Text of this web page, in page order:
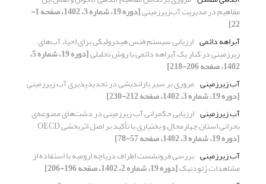
مفاهیم در مدیریت آب‌زیرزمینی [دوره 19، شماره 3، 1402، صفحه 1-
22]
آبراهه دائمی ارزیابی سیستم فنس هیدرولیکی برای احیاء آب‌های
زیرزمینی در کنار یک آبراهه دائمی با روش تحلیلی [دوره 19، شماره 5،
1402، صفحه 206-218]
آب‌ زیرزمینی مروری بر سیر بازاندیشی در تجدیدپذیری آب‌ زیرزمینی
[دوره 19، شماره 3، 1402، صفحه 212-230]
آب زیرزمینی ارزیابی حکمرانی آب زیرزمینی در دشت‌‌های ممنوعه‌ی
بحرانیِ استان چهارمحال و بختیاری با تأکید بر اصل اثربخشی OECD
[دوره 19، شماره 3، 1402، صفحه 57-78]
آب زیرزمینی بررسی فرونشست اطراف دریاچه ارومیه با استفاده از
مشاهدات ژئودتیک[دوره 19، شماره 2، 1402، صفحه 196-206]